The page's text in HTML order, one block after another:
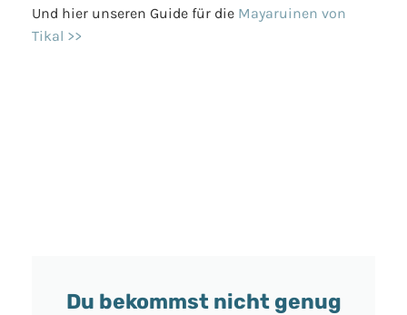
Und hier unseren Guide für die Mayaruinen von
Tikal >>
Du bekommst nicht genug